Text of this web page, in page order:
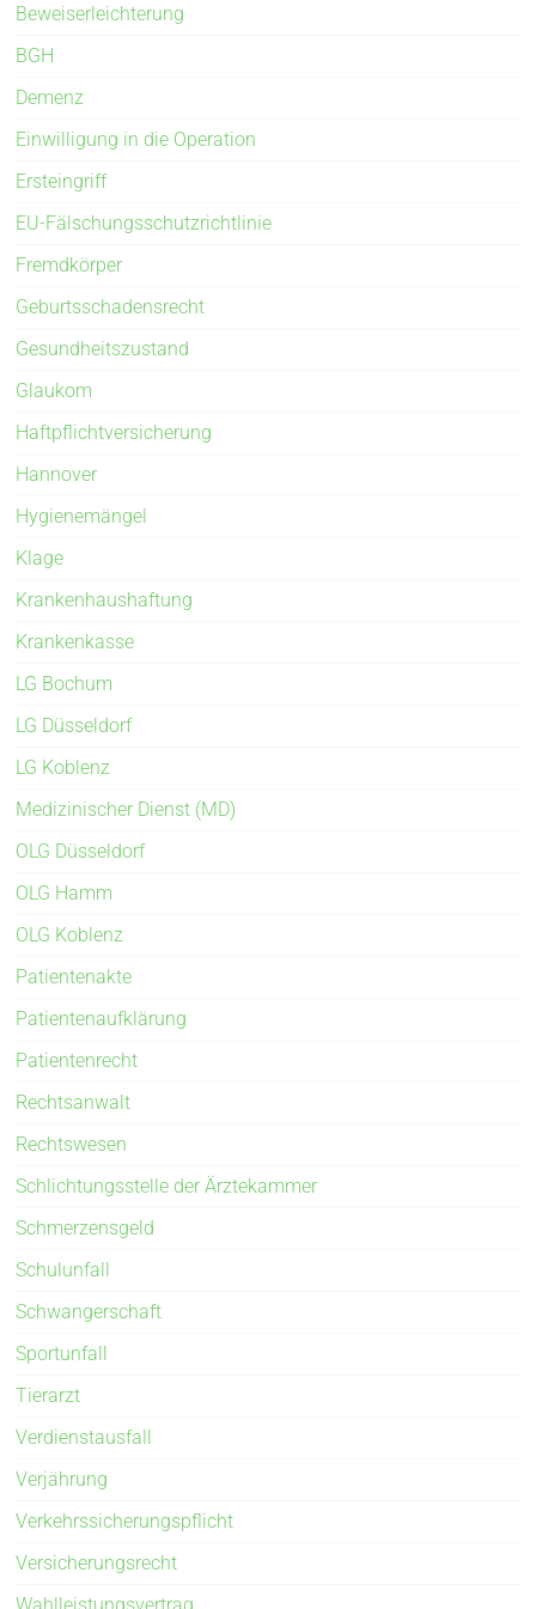
Beweiserleichterung
BGH
Demenz
Einwilligung in die Operation
Ersteingriff
EU-Fälschungsschutzrichtlinie
Fremdkörper
Geburtsschadensrecht
Gesundheitszustand
Glaukom
Haftpflichtversicherung
Hannover
Hygienemängel
Klage
Krankenhaushaftung
Krankenkasse
LG Bochum
LG Düsseldorf
LG Koblenz
Medizinischer Dienst (MD)
OLG Düsseldorf
OLG Hamm
OLG Koblenz
Patientenakte
Patientenaufklärung
Patientenrecht
Rechtsanwalt
Rechtswesen
Schlichtungsstelle der Ärztekammer
Schmerzensgeld
Schulunfall
Schwangerschaft
Sportunfall
Tierarzt
Verdienstausfall
Verjährung
Verkehrssicherungspflicht
Versicherungsrecht
Wahlleistungsvertrag